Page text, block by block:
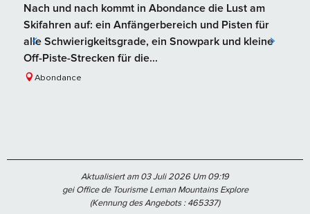
Nach und nach kommt in Abondance die Lust am
Skifahren auf: ein Anfängerbereich und Pisten für
alle Schwierigkeitsgrade, ein Snowpark und kleine
Off-Piste-Strecken für die...
Abondance
Aktualisiert am 03 Juli 2026 Um 09:19
gei Office de Tourisme Leman Mountains Explore
(Kennung des Angebots :465337)